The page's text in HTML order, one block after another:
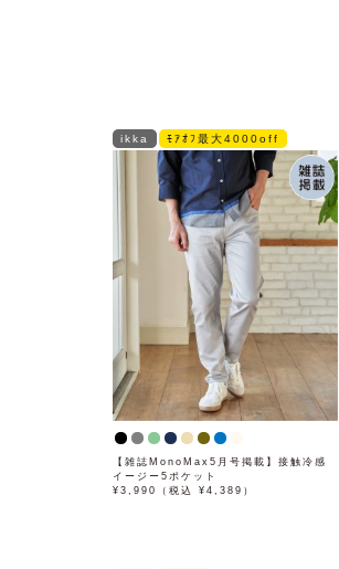
ikka ﾓｱｵﾌ最大4000off
【雑誌MonoMax5月号掲載】接触冷感
イージー5ポケット
¥3,990（税込 ¥4,389）